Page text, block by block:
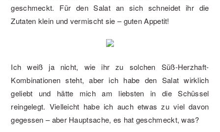
geschmeckt. Für den Salat an sich schneidet ihr die
Zutaten klein und vermischt sie – guten Appetit!
Ich weiß ja nicht, wie ihr zu solchen Süß-Herzhaft-
Kombinationen steht, aber ich habe den Salat wirklich
geliebt und hätte mich am liebsten in die Schüssel
reingelegt. Vielleicht habe ich auch etwas zu viel davon
gegessen – aber Hauptsache, es hat geschmeckt, was?